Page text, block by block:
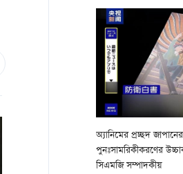
অ্যানিমের প্রচ্ছদ
পুনঃসামরিকীকরণের
সিএমজি সম্পাদকীয়